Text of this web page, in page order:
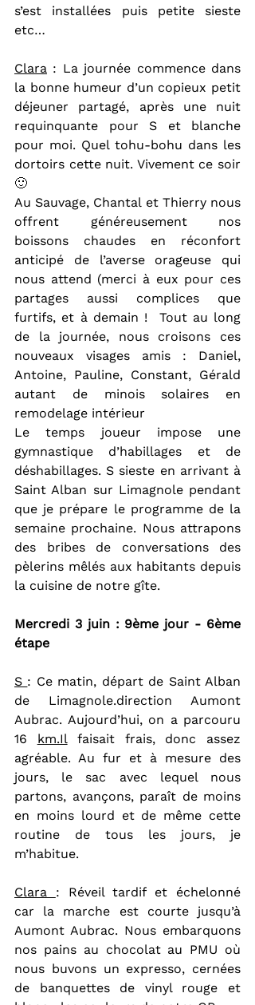
s’est installées puis petite sieste
etc…
Clara : La journée commence dans
la bonne humeur d’un copieux petit
déjeuner partagé, après une nuit
requinquante pour S et blanche
pour moi. Quel tohu-bohu dans les
dortoirs cette nuit. Vivement ce soir
🙂
Au Sauvage, Chantal et Thierry nous
offrent généreusement nos
boissons chaudes en réconfort
anticipé de l’averse orageuse qui
nous attend (merci à eux pour ces
partages aussi complices que
furtifs, et à demain !  Tout au long
de la journée, nous croisons ces
nouveaux visages amis : Daniel,
Antoine, Pauline, Constant, Gérald
autant de minois solaires en
remodelage intérieur
Le temps joueur impose une
gymnastique d’habillages et de
déshabillages. S sieste en arrivant à
Saint Alban sur Limagnole pendant
que je prépare le programme de la
semaine prochaine. Nous attrapons
des bribes de conversations des
pèlerins mêlés aux habitants depuis
la cuisine de notre gîte.
Mercredi 3 juin : 9ème jour - 6ème
étape
S : Ce matin, départ de Saint Alban
de Limagnole.direction Aumont
Aubrac. Aujourd’hui, on a parcouru
16 km.Il faisait frais, donc assez
agréable. Au fur et à mesure des
jours, le sac avec lequel nous
partons, avançons, paraît de moins
en moins lourd et de même cette
routine de tous les jours, je
m’habitue.
Clara : Réveil tardif et échelonné
car la marche est courte jusqu’à
Aumont Aubrac. Nous embarquons
nos pains au chocolat au PMU où
nous buvons un expresso, cernées
de banquettes de vinyl rouge et